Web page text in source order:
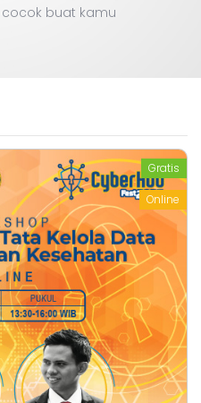
buat kamu
Gratis
Online